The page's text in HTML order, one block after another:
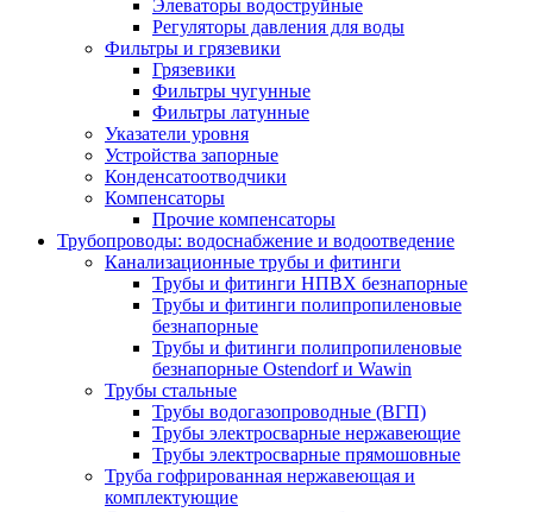
Элеваторы водоструйные
Регуляторы давления для воды
Фильтры и грязевики
Грязевики
Фильтры чугунные
Фильтры латунные
Указатели уровня
Устройства запорные
Конденсатоотводчики
Компенсаторы
Прочие компенсаторы
Трубопроводы: водоснабжение и водоотведение
Канализационные трубы и фитинги
Трубы и фитинги НПВХ безнапорные
Трубы и фитинги полипропиленовые
безнапорные
Трубы и фитинги полипропиленовые
безнапорные Ostendorf и Wawin
Трубы стальные
Трубы водогазопроводные (ВГП)
Трубы электросварные нержавеющие
Трубы электросварные прямошовные
Труба гофрированная нержавеющая и
комплектующие